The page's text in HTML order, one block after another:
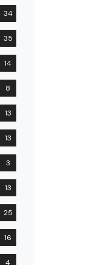
34
35
14
8
13
13
3
13
25
16
4